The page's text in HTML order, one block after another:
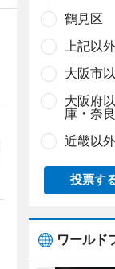
鶴見区
上記以
大阪市
大阪府
庫・奈
近畿以外
投票す
ワールド